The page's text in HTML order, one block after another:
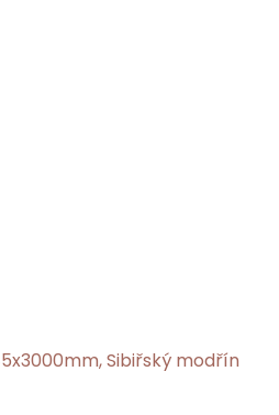
Sibiřský modřín